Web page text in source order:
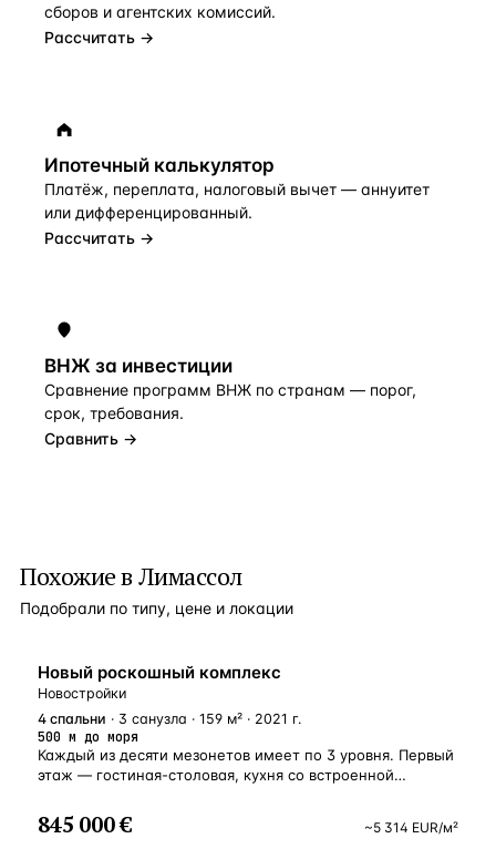
сборов и агентских комиссий.
Рассчитать →
Ипотечный калькулятор
Платёж, переплата, налоговый вычет — аннуитет
или дифференцированный.
Рассчитать →
ВНЖ за инвестиции
Сравнение программ ВНЖ по странам — порог,
срок, требования.
Сравнить →
Похожие в Лимассол
Подобрали по типу, цене и локации
НОВОСТРОЙКА
Новый роскошный комплекс
Новостройки
4 спальни · 3 санузла · 159 м² · 2021 г.
500 м до моря
Каждый из десяти мезонетов имеет по 3 уровня. Первый
этаж — гостиная-столовая, кухня со встроенной
с установленной сантехникой. Раздвижные окна и двери
выводят на личную террасу с небольшим вечно зеленым
845 000 € ~5 314 EUR/м²